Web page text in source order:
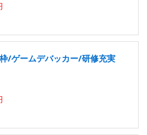
/ゲームデバッカー/研修充実